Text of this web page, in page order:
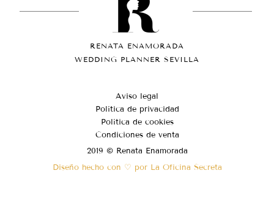
RENATA ENAMORADA
WEDDING PLANNER SEVILLA
Aviso legal
Política de privacidad
Política de cookies
Condiciones de venta
2019 © Renata Enamorada
Diseño hecho con ♡ por La Oficina Secreta